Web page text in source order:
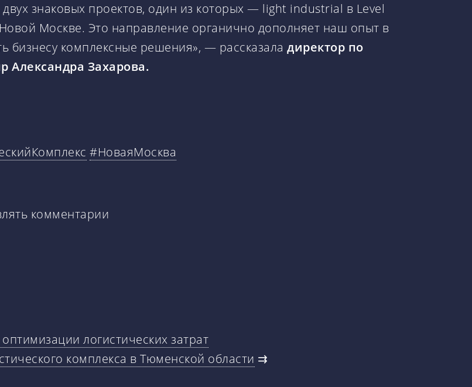
знаковых проектов, один из которых — light industrial в Level
Москве. Это направление органично дополняет наш опыт в
бизнесу комплексные решения», — рассказала директор по
Александра Захарова.
#НоваяМосква
комментарии
логистических затрат
комплекса в Тюменской области ⇉